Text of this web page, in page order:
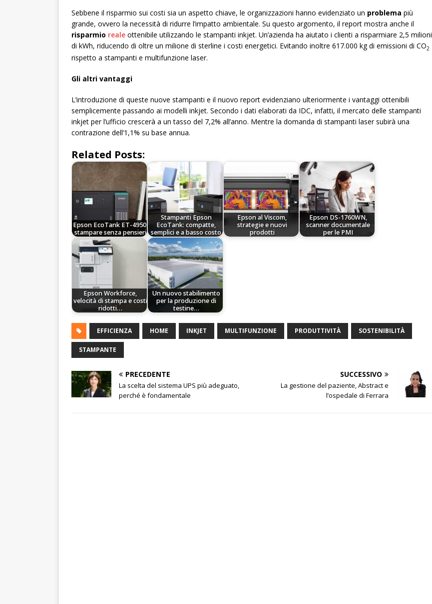
Sebbene il risparmio sui costi sia un aspetto chiave, le organizzazioni hanno evidenziato un problema più
grande, ovvero la necessità di ridurre l’impatto ambientale. Su questo argomento, il report mostra anche il
risparmio reale ottenibile utilizzando le stampanti inkjet. Un’azienda ha aiutato i clienti a risparmiare 2,5 milioni
di kWh, riducendo di oltre un milione di sterline i costi energetici. Evitando inoltre 617.000 kg di emissioni di CO2
rispetto a stampanti e multifunzione laser.
Gli altri vantaggi
L’introduzione di queste nuove stampanti e il nuovo report evidenziano ulteriormente i vantaggi ottenibili
semplicemente passando ai modelli inkjet. Secondo i dati elaborati da IDC, infatti, il mercato delle stampanti
inkjet per l’ufficio crescerà a un tasso del 7,2% all’anno. Mentre la domanda di stampanti laser subirà una
contrazione dell’1,1% su base annua.
Related Posts:
Epson EcoTank ET-4950,
stampare senza pensieri
Stampanti Epson
EcoTank: compatte,
semplici e a basso costo
Epson al Viscom,
strategie e nuovi
prodotti
Epson DS-1760WN,
scanner documentale
per le PMI
Epson Workforce,
velocità di stampa e costi
ridotti…
Un nuovo stabilimento
per la produzione di
testine…
EFFICIENZA HOME INKJET MULTIFUNZIONE PRODUTTIVITÀ SOSTENIBILITÀ
STAMPANTE
PRECEDENTE
La scelta del sistema UPS più adeguato,
perché è fondamentale
SUCCESSIVO
La gestione del paziente, Abstract e
l’ospedale di Ferrara